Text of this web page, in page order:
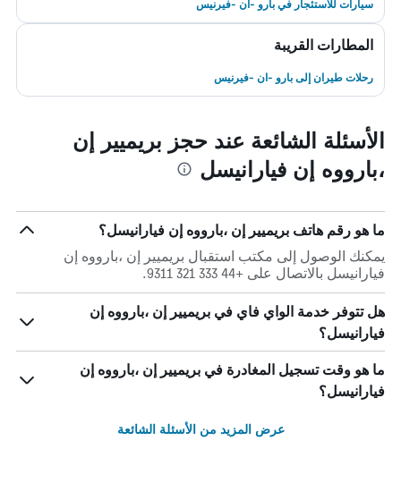
سيارات للاستئجار في بارو -ان -فيرنيس
المطارات القريبة
رحلات طيران إلى بارو -ان -فيرنيس
الأسئلة الشائعة عند حجز بريميير إن
،بارووه إن فيارانيسل
ما هو رقم هاتف بريميير إن ،بارووه إن فيارانيسل؟
يمكنك الوصول إلى مكتب استقبال بريميير إن ،بارووه إن
فيارانيسل بالاتصال على +44 333 321 9311.
هل تتوفر خدمة الواي فاي في بريميير إن ،بارووه إن
فيارانيسل؟
ما هو وقت تسجيل المغادرة في بريميير إن ،بارووه إن
فيارانيسل؟
عرض المزيد من الأسئلة الشائعة